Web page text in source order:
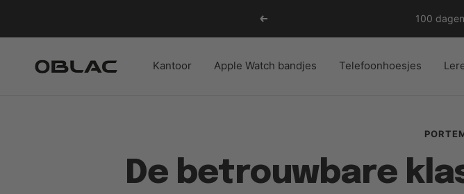
Vorige 100
Kantoor Apple Watch bandjes Telefoonhoesjes
Oblac
De betrouwbare